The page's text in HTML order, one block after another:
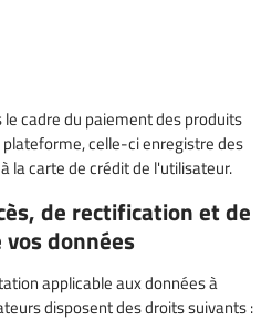
cadre du paiement des produits
celle-ci enregistre des
la carte de crédit de l'utilisateur.
de rectification et de
données
applicable aux données à
disposent des droits suivants :